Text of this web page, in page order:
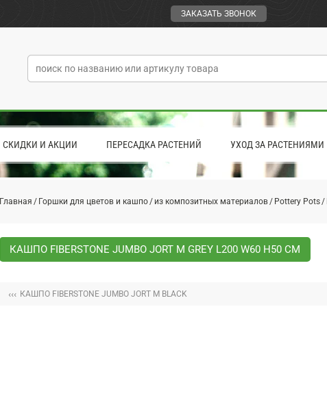
ЗАКАЗАТЬ ЗВОНОК
СКИДКИ И АКЦИИ ПЕРЕСАДКА РАСТЕНИЙ УХОД ЗА РАСТЕНИЯМИ
Главная Горшки для цветов и кашпо из композитных материалов Pottery Pots
КАШПО FIBERSTONE JUMBO JORT M GREY L200 W60 H50 СМ
‹‹‹ КАШПО FIBERSTONE JUMBO JORT M BLACK